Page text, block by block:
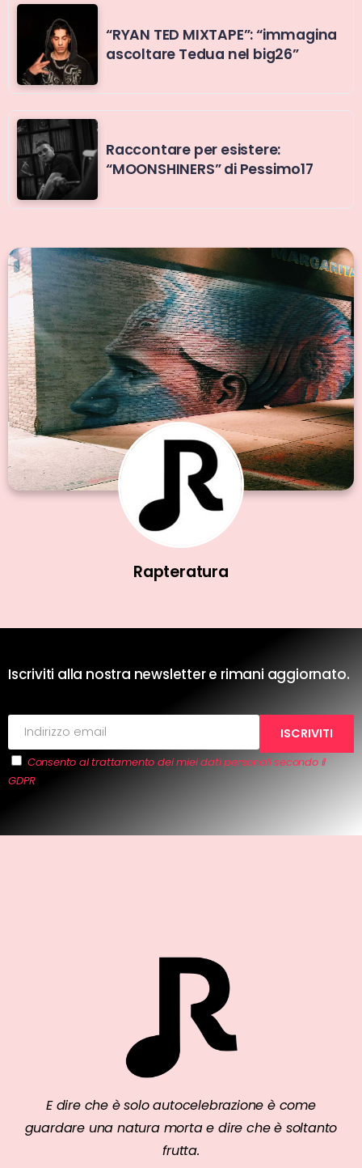
“RYAN TED MIXTAPE”: “immagina
ascoltare Tedua nel big26”
Raccontare per esistere:
“MOONSHINERS” di Pessimo17
Rapteratura
Iscriviti alla nostra newsletter e rimani aggiornato.
Consento al trattamento dei miei dati personali secondo il
GDPR
E dire che è solo autocelebrazione è come
guardare una natura morta e dire che è soltanto
frutta.